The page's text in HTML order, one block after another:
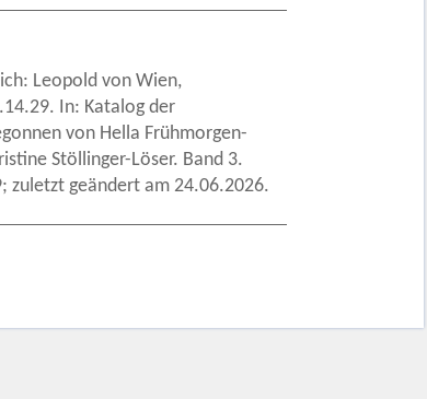
Leopold von Wien,
In: Katalog der
von Hella Frühmorgen-
Stöllinger-Löser. Band 3.
geändert am 24.06.2026.